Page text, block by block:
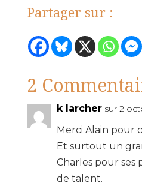
Partager sur :
2
k larcher sur 2
Merci Alain pour
Et surtout un
Charles pour ses
de talent.